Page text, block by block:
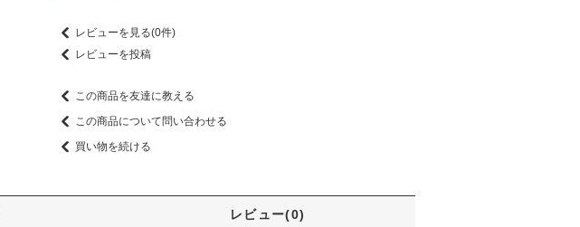
レビューを見る(0件)
レビューを投稿
この商品を友達に教える
この商品について問い合わせる
買い物を続ける
レビュー(0)